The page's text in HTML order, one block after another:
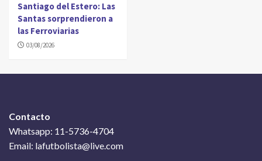
Santiago del Estero: Las
Santas sorprendieron a
las Ferroviarias
03/08/2026
Contacto
Whatsapp: 11-5736-4704
Email: lafutbolista@live.com